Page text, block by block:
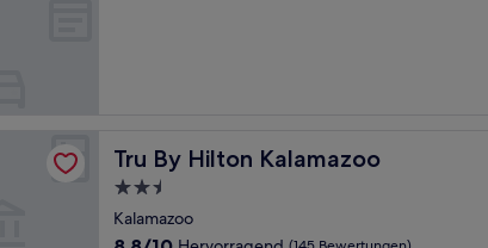
Tru By Hilton Kalamazoo
Tru By Hilton Kalamazoo
2.5-
Sterne-
Unterkunft
Kalamazoo
8.8